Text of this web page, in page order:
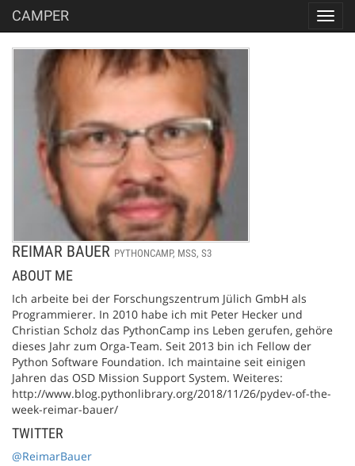
CAMPER
REIMAR BAUER PYTHONCAMP, MSS, S3
ABOUT ME
Ich arbeite bei der Forschungszentrum Jülich GmbH als
Programmierer. In 2010 habe ich mit Peter Hecker und
Christian Scholz das PythonCamp ins Leben gerufen, gehöre
dieses Jahr zum Orga-Team. Seit 2013 bin ich Fellow der
Python Software Foundation. Ich maintaine seit einigen
Jahren das OSD Mission Support System. Weiteres:
http://www.blog.pythonlibrary.org/2018/11/26/pydev-of-the-
week-reimar-bauer/
TWITTER
@ReimarBauer